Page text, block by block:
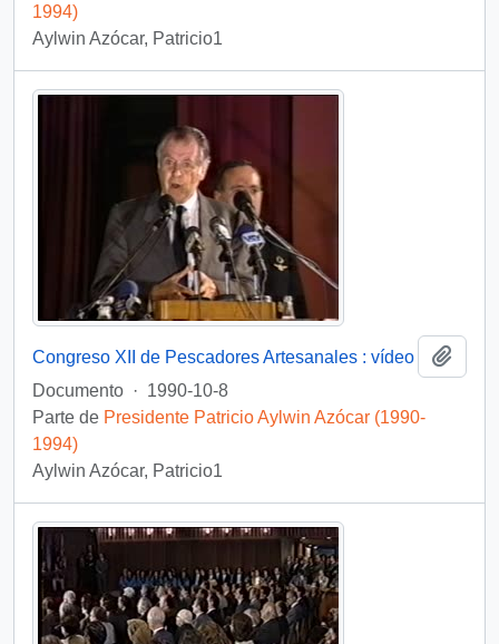
1994)
Aylwin Azócar, Patricio1
Congreso XII de Pescadores Artesanales : vídeo
Documento · 1990-10-8
Parte de Presidente Patricio Aylwin Azócar (1990-
1994)
Aylwin Azócar, Patricio1